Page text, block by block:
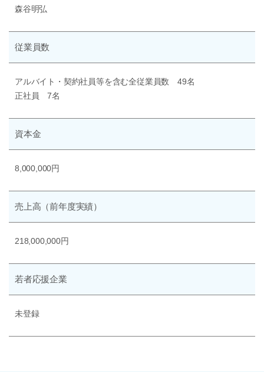
森谷明弘
従業員数
アルバイト・契約社員等を含む全従業員数 49名
正社員 7名
資本金
8,000,000円
売上高 （前年度実績）
218,000,000円
若者応援企業
未登録